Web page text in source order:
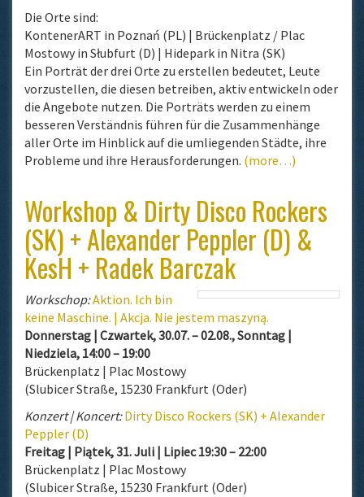
Die Orte sind:
KontenerART in Poznań (PL) | Brückenplatz / Plac
Mostowy in Słubfurt (D) | Hidepark in Nitra (SK)
Ein Porträt der drei Orte zu erstellen bedeutet, Leute
vorzustellen, die diesen betreiben, aktiv entwickeln oder
die Angebote nutzen. Die Porträts werden zu einem
besseren Verständnis führen für die Zusammenhänge
aller Orte im Hinblick auf die umliegenden Städte, ihre
Probleme und ihre Herausforderungen. (more…)
Workshop & Dirty Disco Rockers
(SK) + Alexander Peppler (D) &
KesH + Radek Barczak
Workschop:Aktion. Ich bin
keine Maschine. | Akcja. Nie jestem maszyną.
Donnerstag | Czwartek, 30.07. – 02.08., Sonntag |
Niedziela, 14:00 – 19:00
Brückenplatz | Plac Mostowy
(Slubicer Straße, 15230 Frankfurt (Oder)
Konzert | Koncert: Dirty Disco Rockers (SK) + Alexander
Peppler (D)
Freitag | Piątek, 31. Juli | Lipiec 19:30 – 22:00
Brückenplatz | Plac Mostowy
(Slubicer Straße, 15230 Frankfurt (Oder)